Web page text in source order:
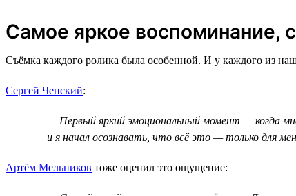
Самое яркое воспоминание,
Съёмка каждого ролика была особенной. И у каждого из
Сергей Ченский:
— Первый яркий эмоциональный момент — когда
и я начал осознавать, что всё это — только для
Артём Мельников тоже оценил это ощущение: